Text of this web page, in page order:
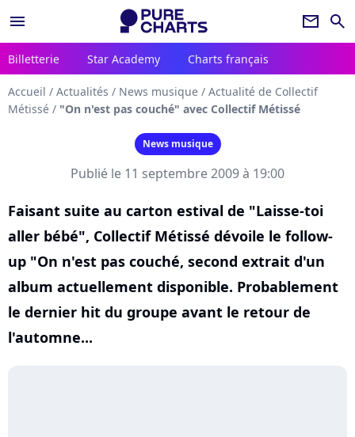
menu newsletter search
Billetterie Star Academy Charts français
Accueil / Actualités / News musique / Actualité de Collectif
Métissé / "On n'est pas couché" avec Collectif Métissé
News musique
Publié le 11 septembre 2009 à 19:00
Faisant suite au carton estival de "Laisse-toi
aller bébé", Collectif Métissé dévoile le follow-
up "On n'est pas couché, second extrait d'un
album actuellement disponible. Probablement
le dernier hit du groupe avant le retour de
l'automne...